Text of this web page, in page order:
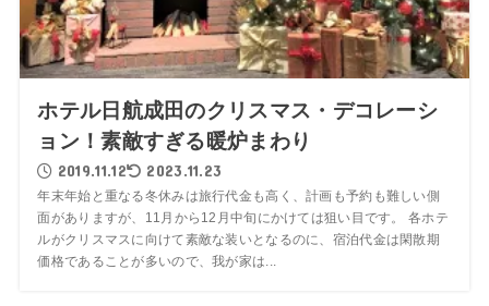
ホテル日航成田のクリスマス・デコレーシ
ョン！素敵すぎる暖炉まわり
2019.11.12 2023.11.23
年末年始と重なる冬休みは旅行代金も高く、計画も予約も難しい側
面がありますが、11月から12月中旬にかけては狙い目です。 各ホテ
ルがクリスマスに向けて素敵な装いとなるのに、宿泊代金は閑散期
価格であることが多いので、我が家は...